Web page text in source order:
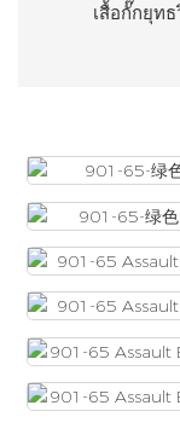
เสื้อกั๊กยุทธ